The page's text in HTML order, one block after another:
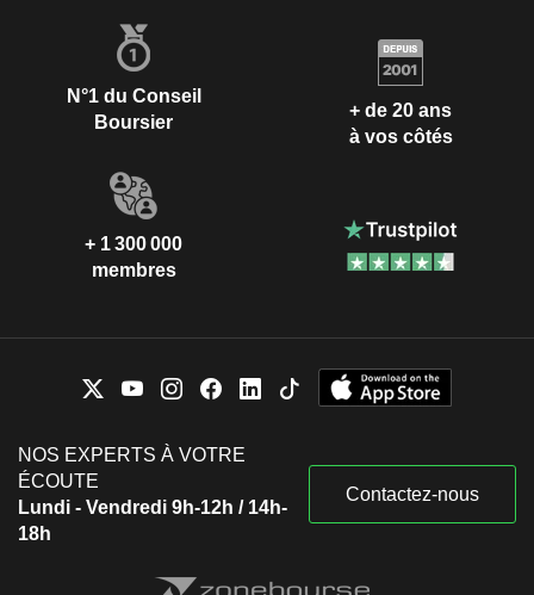
N°1 du Conseil
Boursier
+ de 20 ans
à vos côtés
+ 1 300 000
membres
NOS EXPERTS À VOTRE
ÉCOUTE
Lundi - Vendredi 9h-12h / 14h-
18h
Contactez-nous